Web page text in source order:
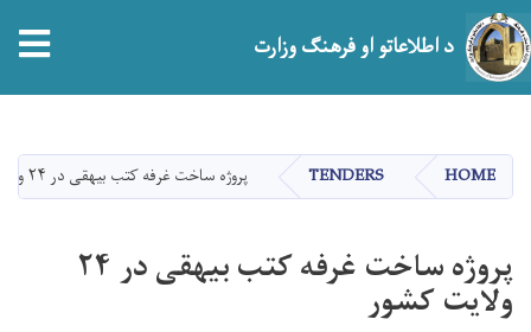
دانګل
د اطلاعاتو او فرهنګ وزارت
HOME
TENDERS پروژه ساخت غرفه کتب بیهقی در ۲۴ ولایت کشور
پروژه ساخت غرفه کتب بیهقی در ۲۴
ولایت کشور